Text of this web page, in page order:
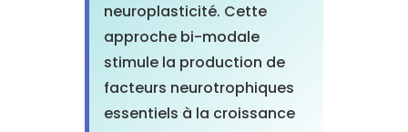
neuroplasticité. Cette
approche bi-modale
stimule la production de
facteurs neurotrophiques
essentiels à la croissance